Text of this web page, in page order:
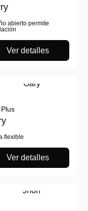
abierto permite
Ver detalles
flexible
Ver detalles